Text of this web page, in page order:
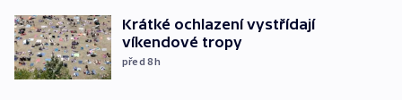
Krátké ochlazení vystřídají
víkendové tropy
před 8h